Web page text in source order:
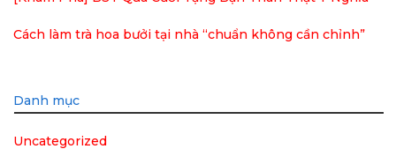
Cách làm trà hoa bưởi tại nhà “chuẩn không cần chỉnh”
Danh mục
Uncategorized